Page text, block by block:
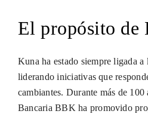
El propósito de
Kuna ha estado siempre ligada
liderando iniciativas que
cambiantes. Durante más de 100
Bancaria BBK ha promovido